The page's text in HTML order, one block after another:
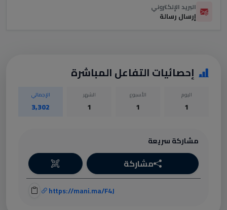
البريد الإلكتروني
إرسال رسالة
إحصائيات التفاعل المباشرة
اليوم
1
الأسبوع
1
الشهر
1
الإجمالي
3,302
مشاركة سريعة
مشاركة
https://mani.ma/F4J